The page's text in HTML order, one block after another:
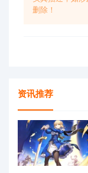
删除！
资讯推荐